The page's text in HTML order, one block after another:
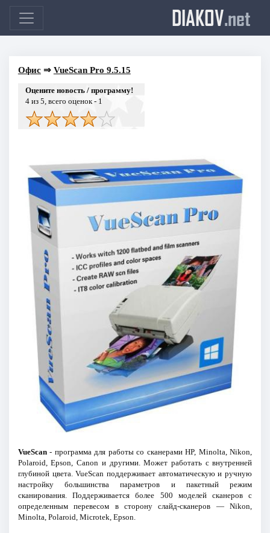
DIAKOV.net
Офис⇒ VueScan Pro 9.5.15
Оцените новость / программу!
4из 5, всего оценок - 1
VueScan- программа для работы со сканерами HP, Minolta, Nikon,
Polaroid, Epson, Canon и другими. Может работать с внутренней
глубиной цвета. VueScan поддерживает автоматическую и ручную
настройку большинства параметров и пакетный режим
сканирования. Поддерживается более 500 моделей сканеров с
определенным перевесом в сторону слайд-сканеров — Nikon,
Minolta, Polaroid, Microtek, Epson.